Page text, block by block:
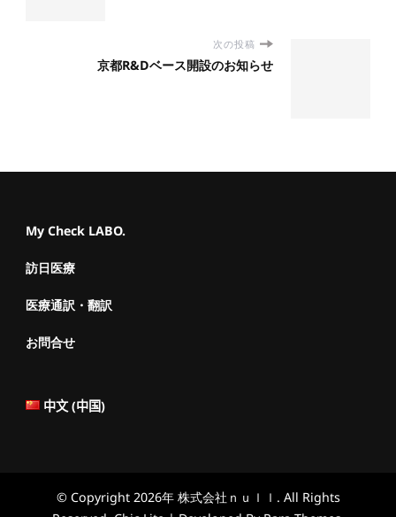
次の投稿
京都R&Dベース開設のお知らせ
My Check LABO.
訪日医療
医療通訳・翻訳
お問合せ
中文 (中国)
© Copyright 2026年株式会社ｎｕｌｌ . All Rights